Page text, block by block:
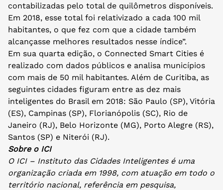
contabilizadas pelo total de quilômetros disponíveis.
Em 2018, esse total foi relativizado a cada 100 mil
habitantes, o que fez com que a cidade também
alcançasse melhores resultados nesse índice”.
Em sua quarta edição, o Connected Smart Cities é
realizado com dados públicos e analisa municípios
com mais de 50 mil habitantes. Além de Curitiba, as
seguintes cidades figuram entre as dez mais
inteligentes do Brasil em 2018: São Paulo (SP), Vitória
(ES), Campinas (SP), Florianópolis (SC), Rio de
Janeiro (RJ), Belo Horizonte (MG), Porto Alegre (RS),
Santos (SP) e Niterói (RJ).
Sobre o ICI
O ICI – Instituto das Cidades Inteligentes é uma
organização criada em 1998, com atuação em todo o
território nacional, referência em pesquisa,